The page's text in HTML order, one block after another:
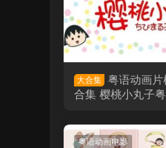
大合集 粤语动画
合集 樱桃小丸子
粤语动画电影